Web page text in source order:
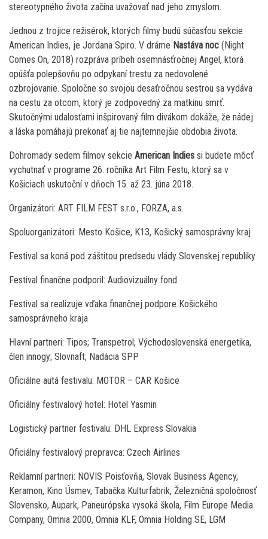
stereotypného života začína uvažovať nad jeho zmyslom.
Jednou z trojice režisérok, ktorých filmy budú súčasťou sekcie
American Indies, je Jordana Spiro. V dráme Nastáva noc (Night
Comes On, 2018) rozpráva príbeh osemnásťročnej Angel, ktorá
opúšťa polepšovňu po odpykaní trestu za nedovolené
ozbrojovanie. Spoločne so svojou desaťročnou sestrou sa vydáva
na cestu za otcom, ktorý je zodpovedný za matkinu smrť.
Skutočnými udalosťami inšpirovaný film divákom dokáže, že nádej
a láska pomáhajú prekonať aj tie najtemnejšie obdobia života.
Dohromady sedem filmov sekcie American Indies si budete môcť
vychutnať v programe 26. ročníka Art Film Festu, ktorý sa v
Košiciach uskutoční v dňoch 15. až 23. júna 2018.
Organizátori: ART FILM FEST s.r.o., FORZA, a.s.
Spoluorganizátori: Mesto Košice, K13, Košický samosprávny kraj
Festival sa koná pod záštitou predsedu vlády Slovenskej republiky
Festival finančne podporil: Audiovizuálny fond
Festival sa realizuje vďaka finančnej podpore Košického
samosprávneho kraja
Hlavní partneri: Tipos; Transpetrol; Východoslovenská energetika,
člen innogy; Slovnaft; Nadácia SPP
Oficiálne autá festivalu: MOTOR – CAR Košice
Oficiálny festivalový hotel: Hotel Yasmin
Logistický partner festivalu: DHL Express Slovakia
Oficiálny festivalový prepravca: Czech Airlines
Reklamní partneri: NOVIS Poisťovňa, Slovak Business Agency,
Keramon, Kino Úsmev, Tabačka Kulturfabrik, Železničná spoločnosť
Slovensko, Aupark, Paneurópska vysoká škola, Film Europe Media
Company, Omnia 2000, Omnia KLF, Omnia Holding SE, LGM